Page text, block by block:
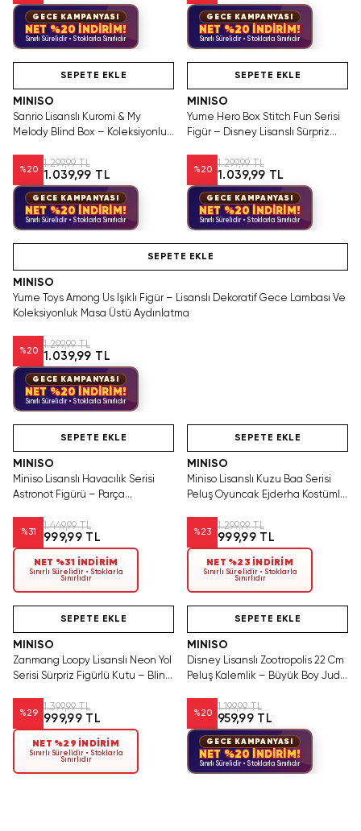
GECE KAMPANYASI
NET %20 İNDİRİM!
Sınırlı Sürelidir • Stoklarla Sınırlıdır
GECE KAMPANYASI
NET %20 İNDİRİM!
Sınırlı Sürelidir • Stoklarla Sınırlıdır
SEPETE EKLE
MINISO
Sanrio Lisanslı Kuromi & My
Melody Blind Box – Koleksiyonluk
%20
1.299,99 TL
1.039,99 TL
GECE KAMPANYASI
NET %20 İNDİRİM!
Sınırlı Sürelidir • Stoklarla Sınırlıdır
SEPETE EKLE
MINISO
Yume Hero Box Stitch Fun Serisi
Figür – Disney Lisanslı Sürpriz
%20
1.299,99 TL
1.039,99 TL
GECE KAMPANYASI
NET %20 İNDİRİM!
Sınırlı Sürelidir • Stoklarla Sınırlıdır
SEPETE EKLE
MINISO
Yume Toys Among Us Işıklı Figür – Lisanslı Dekoratif Gece Lambası Ve
Koleksiyonluk Masa Üstü Aydınlatma
%20
1.299,99 TL
1.039,99 TL
GECE KAMPANYASI
NET %20 İNDİRİM!
Sınırlı Sürelidir • Stoklarla Sınırlıdır
SEPETE EKLE
MINISO
Miniso Lisanslı Havacılık Serisi
Astronot Figürü – Parça
Dekoratif Oyun Seti 21,5 Cm
%31
1.449,99 TL
999,99 TL
NET %31 İNDİRİM
Sınırlı Sürelidir • Stoklarla
Sınırlıdır
SEPETE EKLE
MINISO
Miniso Lisanslı Kuzu Baa Serisi
Peluş Oyuncak Ejderha Kostümlü
%23
1.299,99 TL
999,99 TL
NET %23 İNDİRİM
Sınırlı Sürelidir • Stoklarla
Sınırlıdır
SEPETE EKLE
MINISO
Zanmang Loopy Lisanslı Neon Yol
Serisi Sürpriz Figürlü Kutu – Blind
%29
1.399,99 TL
999,99 TL
NET %29 İNDİRİM
Sınırlı Sürelidir • Stoklarla
Sınırlıdır
SEPETE EKLE
MINISO
Disney Lisanslı Zootropolis 22 Cm
Peluş Kalemlik – Büyük Boy Judy
%20
1.199,99 TL
959,99 TL
GECE KAMPANYASI
NET %20 İNDİRİM!
Sınırlı Sürelidir • Stoklarla Sınırlıdır